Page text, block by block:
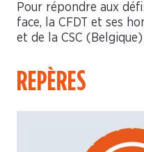
Pour répondre aux
face, la CFDT et ses
et de la CSC (Belgique)
REPÈRES